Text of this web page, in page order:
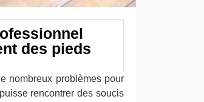
des pieds
nombreux problèmes pour
rencontrer des soucis